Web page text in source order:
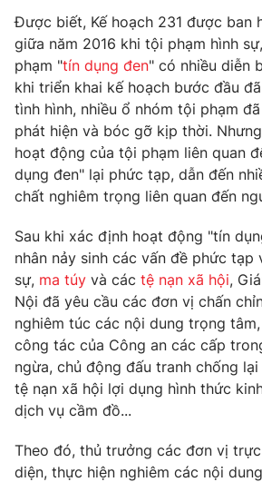
Khán giả
Giải sao mai
Sao
Du lịch
Làm đẹp
Chất lượng cuộc sống
Giáo dục
Tuyển sinh
Học trực tuyến
Công nghệ
Hitech Công nghệ tương lai
Sản phẩm
Thị trường
Tư vấn
Giao lưu trực tuyến
Lịch phát sóng
Chuyên mục khác
Emagazine Podcast
Photo
Video
VTV Money VTV
Được biết, Kế hoạch 231 được ban
giữa năm 2016 khi tội phạm hình
phạm "tín dụng đen" có nhiều diễn
khi triển khai kế hoạch bước đầu
tình hình, nhiều ổ nhóm tội phạm
phát hiện và bóc gỡ kịp thời.
hoạt động của tội phạm liên quan
dụng đen" lại phức tạp, dẫn đến
chất nghiêm trọng liên quan đến
Sau khi xác định hoạt động "tín
nhân nảy sinh các vấn đề phức tạp
sự, ma túy và các tệ nạn xã hội,
Nội đã yêu cầu các đơn vị chấn
nghiêm túc các nội dung trọng
công tác của Công an các cấp
ngừa, chủ động đấu tranh chống
tệ nạn xã hội lợi dụng hình thức
dịch vụ cầm đồ...
Theo đó, thủ trưởng các đơn vị
diện, thực hiện nghiêm các nội